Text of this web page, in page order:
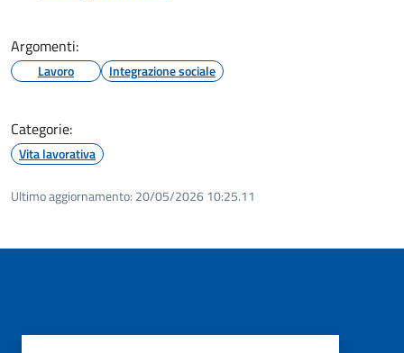
Argomenti:
Lavoro Integrazione sociale
Categorie:
Vita lavorativa
Ultimo aggiornamento: 20/05/2026 10:25.11